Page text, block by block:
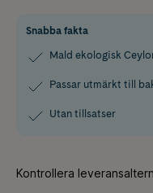
Snabba fakta
Mald ekologisk
Passar utmärkt till
Utan tillsatser